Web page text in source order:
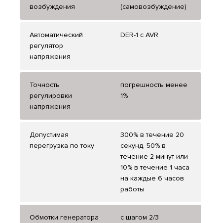
возбуждения
(самовозбуждение)
Автоматический
регулятор
напряжения
DER-1 с AVR
Точность
регулировки
напряжения
погрешность менее
1%
Допустимая
перегрузка по току
300% в течение 20
секунд, 50% в
течение 2 минут или
10% в течение 1 часа
на каждые 6 часов
работы
Обмотки генератора с шагом 2/3